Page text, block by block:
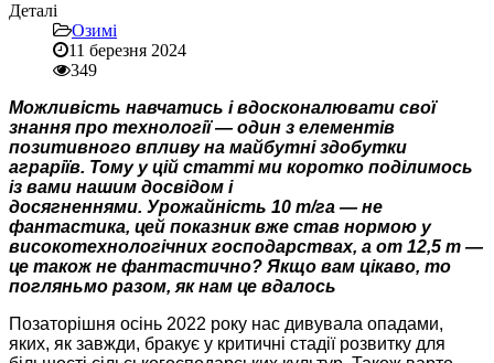
Деталі
Озимі
11 березня 2024
349
Можливість навчатись і вдосконалювати свої
знання про технології — один з елементів
позитивного впливу на майбутні здобутки
аграріїв. Тому у цій статті ми коротко поділимось
із вами нашим досвідом і
досягненнями. Урожайність 10 т/га — не
фантастика, цей показник вже став нормою у
високотехнологічних господарствах, а от 12,5 т —
це також не фантастично? Якщо вам цікаво, то
погляньмо разом, як нам це вдалось
Позаторішня осінь 2022 року нас дивувала опадами,
яких, як завжди, бракує у критичні стадії розвитку для